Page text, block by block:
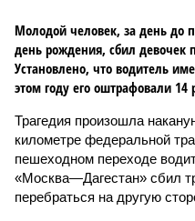
Молодой человек, за день до
день рождения, сбил
Установлено, что водитель
этом году его оштрафовали
Трагедия произошла
километре федеральной
пешеходном переходе
«Москва—Дагестан» сбил
перебраться на другую